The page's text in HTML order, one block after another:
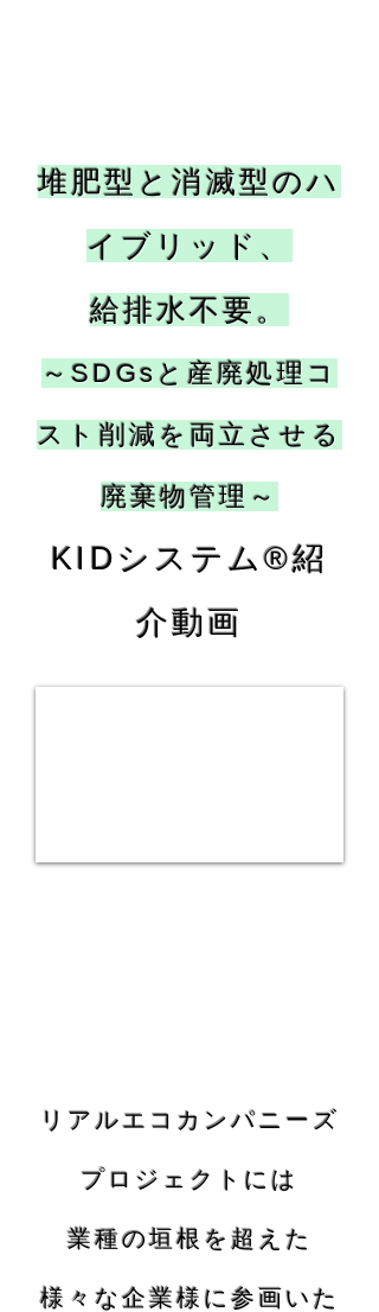
堆肥型と消滅型のハ
イブリッド、
給排水不要。
～SDGsと産廃処理コ
スト削減を両立させる
廃棄物管理～
KIDシステム®紹
介動画
リアルエコカンパニーズ
プロジェクトには
業種の垣根を超えた
様々な企業様に参画いた